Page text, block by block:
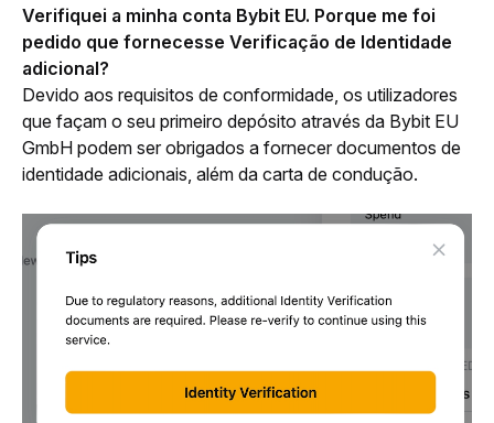
Verifiquei a minha conta Bybit EU. Porque me foi
pedido que fornecesse Verificação de Identidade
adicional?
Devido aos requisitos de conformidade, os utilizadores
que façam o seu primeiro depósito através da Bybit EU
GmbH podem ser obrigados a fornecer documentos de
identidade adicionais, além da carta de condução.